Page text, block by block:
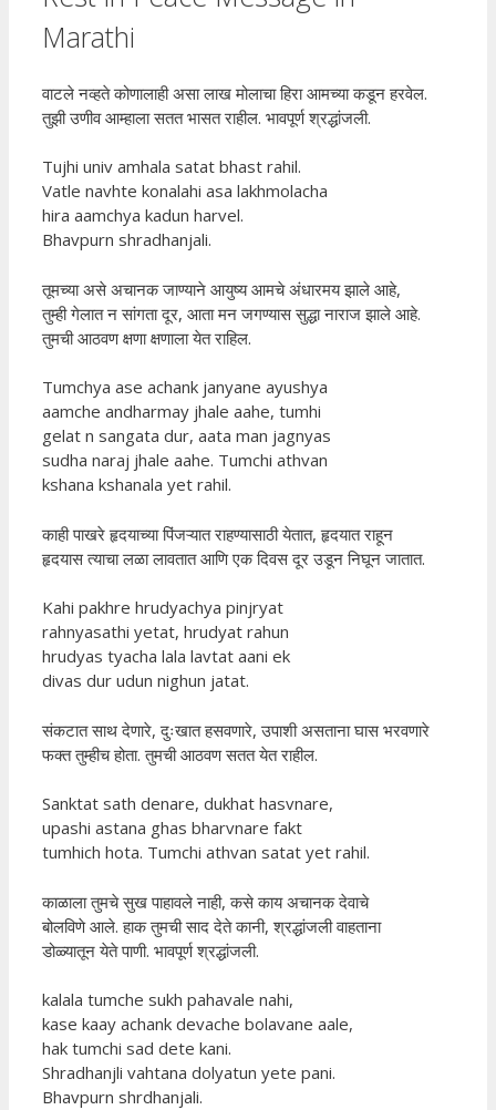
Marathi
वाटले नव्हते कोणालाही असा लाख मोलाचा हिरा आमच्या कडून हरवेल.
तुझी उणीव आम्हाला सतत भासत राहील. भावपूर्ण श्रद्धांजली.
Tujhi univ amhala satat bhast rahil.
Vatle navhte konalahi asa lakhmolacha
hira aamchya kadun harvel.
Bhavpurn shradhanjali.
तूमच्या असे अचानक जाण्याने आयुष्य आमचे अंधारमय झाले आहे,
तुम्ही गेलात न सांगता दूर, आता मन जगण्यास सुद्धा नाराज झाले आहे.
तुमची आठवण क्षणा क्षणाला येत राहिल.
Tumchya ase achank janyane ayushya
aamche andharmay jhale aahe, tumhi
gelat n sangata dur, aata man jagnyas
sudha naraj jhale aahe. Tumchi athvan
kshana kshanala yet rahil.
काही पाखरे हृदयाच्या पिंजऱ्यात राहण्यासाठी येतात, हृदयात राहून
हृदयास त्याचा लळा लावतात आणि एक दिवस दूर उडून निघून जातात.
Kahi pakhre hrudyachya pinjryat
rahnyasathi yetat, hrudyat rahun
hrudyas tyacha lala lavtat aani ek
divas dur udun nighun jatat.
संकटात साथ देणारे, दुःखात हसवणारे, उपाशी असताना घास भरवणारे
फक्त तुम्हीच होता. तुमची आठवण सतत येत राहील.
Sanktat sath denare, dukhat hasvnare,
upashi astana ghas bharvnare fakt
tumhich hota. Tumchi athvan satat yet rahil.
काळाला तुमचे सुख पाहावले नाही, कसे काय अचानक देवाचे
बोलविणे आले. हाक तुमची साद देते कानी, श्रद्धांजली वाहताना
डोळ्यातून येते पाणी. भावपूर्ण श्रद्धांजली.
kalala tumche sukh pahavale nahi,
kase kaay achank devache bolavane aale,
hak tumchi sad dete kani.
Shradhanjli vahtana dolyatun yete pani.
Bhavpurn shrdhanjali.